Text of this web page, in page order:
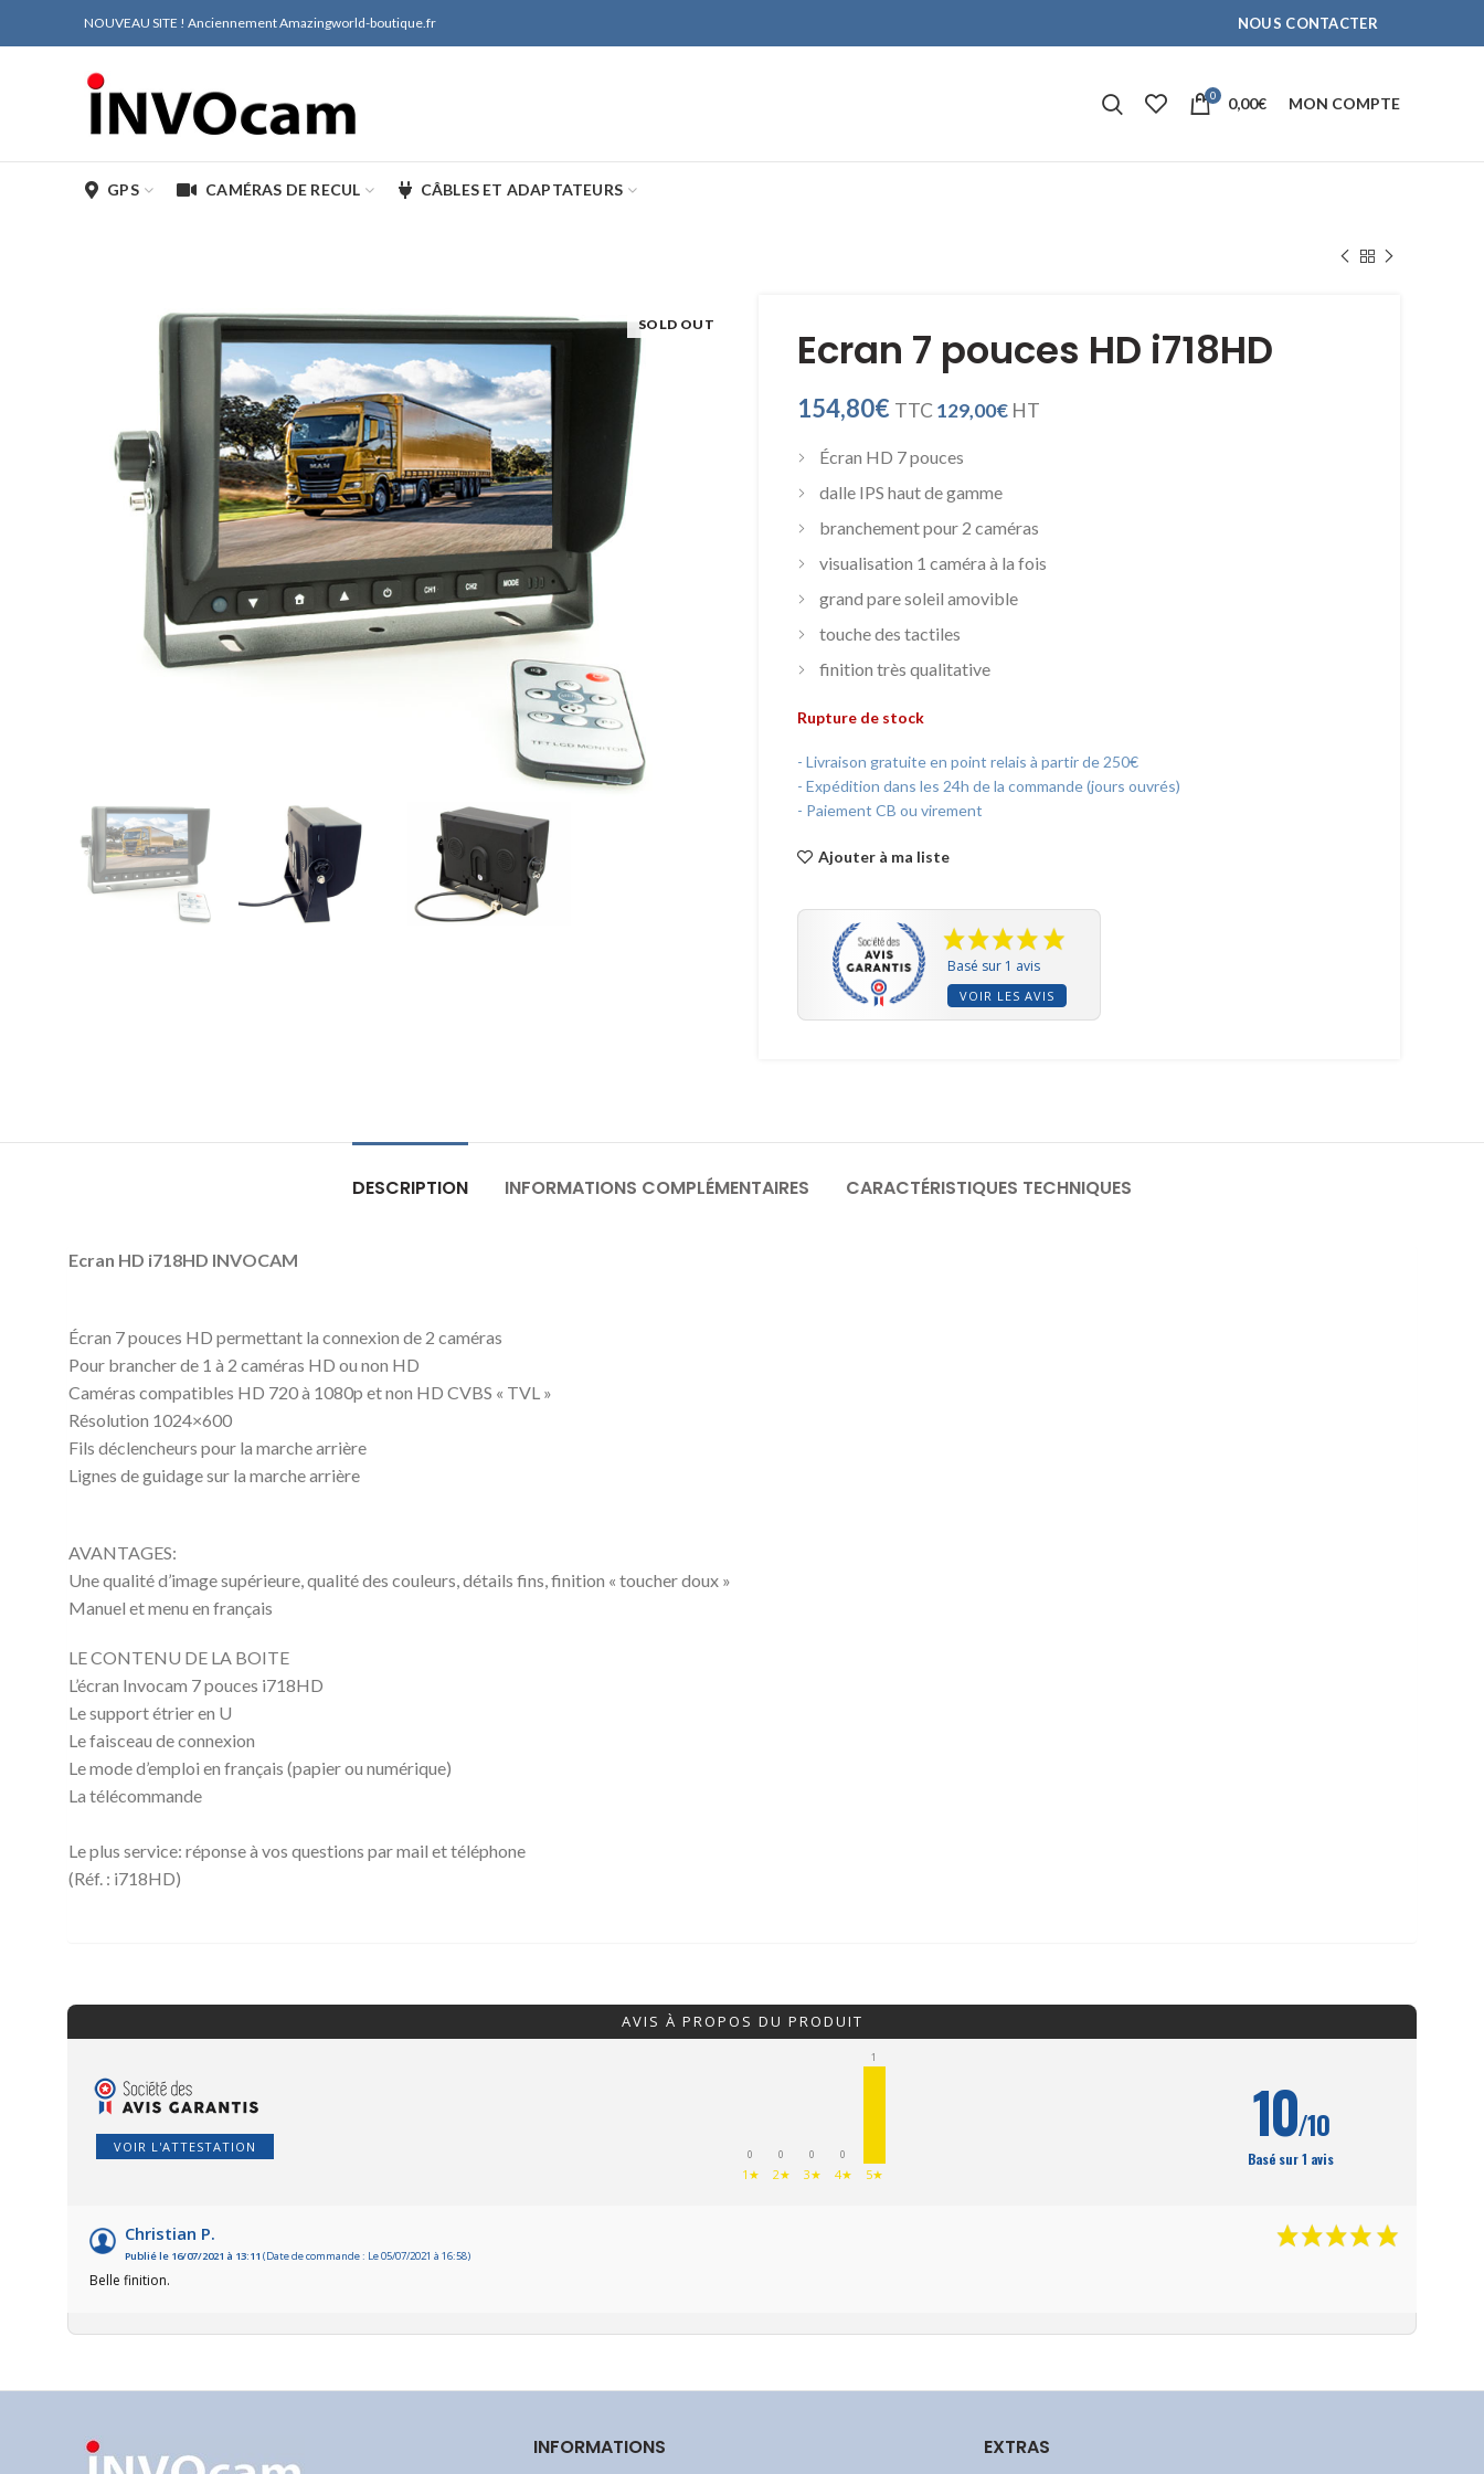
NOUVEAU SITE ! Anciennement Amazingworld-boutique.fr NOUS CONTACTER
0 0,00€ MON COMPTE
GPS CAMÉRAS DE RECUL CÂBLES ET ADAPTATEURS
SOLD OUT Ecran 7 pouces HD i718HD
154,80€ TTC129,00€ HT
Écran HD 7 pouces
dalle IPS haut de gamme
branchement pour 2 caméras
visualisation 1 caméra à la fois
grand pare soleil amovible
touche des tactiles
finition très qualitative
Rupture de stock
- Livraison gratuite en point relais à partir de 250€
- Expédition dans les 24h de la commande (jours ouvrés)
- Paiement CB ou virement
Ajouter à ma liste
Basé sur 1 avis
VOIR LES AVIS
DESCRIPTION INFORMATIONS COMPLÉMENTAIRES CARACTÉRISTIQUES TECHNIQUES
Ecran HD i718HD INVOCAM
Écran 7 pouces HD permettant la connexion de 2 caméras
Pour brancher de 1 à 2 caméras HD ou non HD
Caméras compatibles HD 720 à 1080p et non HD CVBS « TVL »
Résolution 1024×600
Fils déclencheurs pour la marche arrière
Lignes de guidage sur la marche arrière
AVANTAGES:
Une qualité d’image supérieure, qualité des couleurs, détails fins, finition « toucher doux »
Manuel et menu en français
LE CONTENU DE LA BOITE
L’écran Invocam 7 pouces i718HD
Le support étrier en U
Le faisceau de connexion
Le mode d’emploi en français (papier ou numérique)
La télécommande
Le plus service: réponse à vos questions par mail et téléphone
(Réf. : i718HD)
AVIS À PROPOS DU PRODUIT
VOIR L'ATTESTATION 0
1★
0
2★
0
3★
0
4★
1
5★
10/10
Basé sur 1 avis
Christian P.
Publié le 16/07/2021 à 13:11 (Date de commande : Le 05/07/2021 à 16:58)
Belle finition.
INFORMATIONS EXTRAS